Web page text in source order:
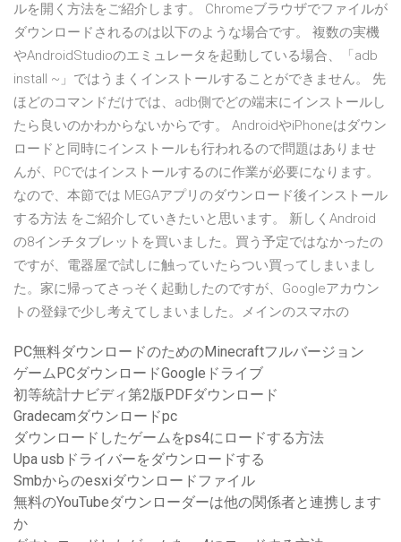
ルを開く方法をご紹介します。 Chromeブラウザでファイルが
ダウンロードされるのは以下のような場合です。 複数の実機
やAndroidStudioのエミュレータを起動している場合、「adb
install ~」ではうまくインストールすることができません。 先
ほどのコマンドだけでは、adb側でどの端末にインストールし
たら良いのかわからないからです。 AndroidやiPhoneはダウン
ロードと同時にインストールも行われるので問題はありませ
んが、PCではインストールするのに作業が必要になります。
なので、本節では MEGAアプリのダウンロード後インストール
する方法 をご紹介していきたいと思います。 新しくAndroid
の8インチタブレットを買いました。買う予定ではなかったの
ですが、電器屋で試しに触っていたらつい買ってしまいまし
た。家に帰ってさっそく起動したのですが、Googleアカウン
トの登録で少し考えてしまいました。メインのスマホの
PC無料ダウンロードのためのMinecraftフルバージョン
ゲームPCダウンロードGoogleドライブ
初等統計ナビディ第2版PDFダウンロード
Gradecamダウンロードpc
ダウンロードしたゲームをps4にロードする方法
Upa usbドライバーをダウンロードする
Smbからのesxiダウンロードファイル
無料のYouTubeダウンローダーは他の関係者と連携します
か